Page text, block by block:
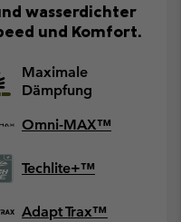
wasserdichter
und Komfort.
Maximale
Dämpfung
Omni-MAX™
Techlite+™
Adapt Trax™